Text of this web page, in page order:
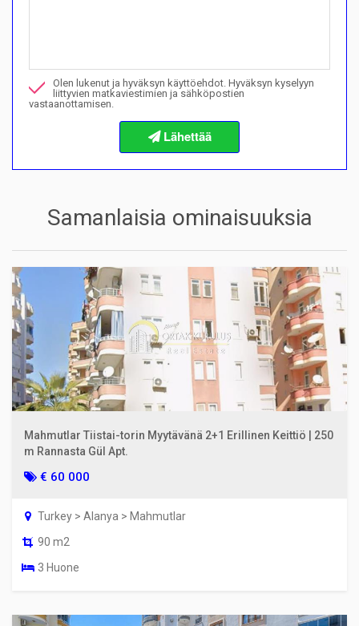
Haluan varata katselun
Olen lukenut ja hyväksyn käyttöehdot. Hyväksyn kyselyyn
liittyvien matkaviestimien ja sähköpostien
vastaanottamisen.
Samanlaisia ominaisuuksia
Mahmutlar Tiistai-torin Myytävänä 2+1 Erillinen Keittiö | 250
m Rannasta Gül Apt.
€ 60 000
Turkey > Alanya > Mahmutlar
90 m2
3 Huone